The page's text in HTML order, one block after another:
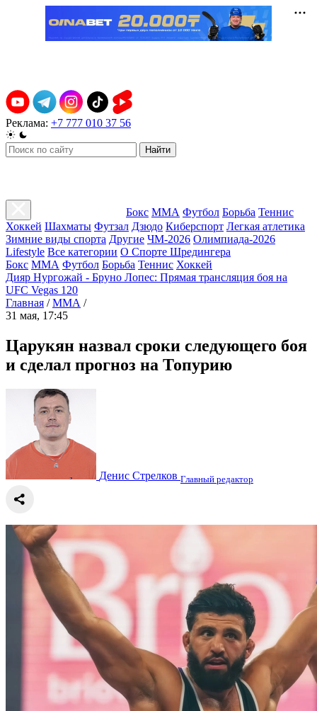
Реклама: +7 777 010 37 56
Найти
Бокс ММА Футбол Борьба Теннис
Хоккей Шахматы Футзал Дзюдо Киберспорт Легкая атлетика
Зимние виды спорта Другие ЧМ-2026 Олимпиада-2026
Lifestyle Все категории О Спорте Шредингера
Бокс ММА Футбол Борьба Теннис Хоккей
Дияр Нургожай - Бруно Лопес: Прямая трансляция боя на
UFC Vegas 120
Главная / ММА /
31 мая, 17:45
Царукян назвал сроки следующего боя
и сделал прогноз на Топурию
Денис Стрелков Главный редактор